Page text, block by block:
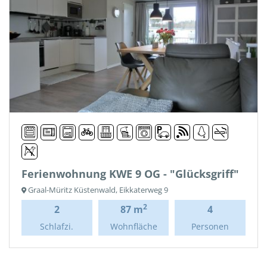
Ferienwohnung KWE 9 OG - "Glücksgriff"
Graal-Müritz Küstenwald, Eikkaterweg 9
2
Schlafzi.
87 m2
Wohnfläche
4
Personen